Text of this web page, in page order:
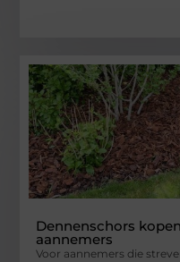
Dennenschors
aannemers
Voor aannemers die